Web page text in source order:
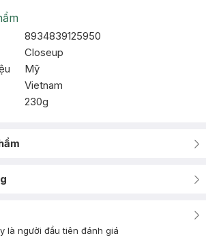
8934839125950
Closeup
Mỹ
Vietnam
230g
là người đầu tiên đánh giá